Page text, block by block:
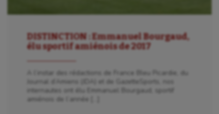
DISTINCTION : Emmanuel Bourgaud,
élu sportif amiénois de 2017
A l’instar des rédactions de France Bleu Picardie, du
Journal d’Amiens (JDA) et de GazetteSports, nos
internautes ont élu Emmanuel Bourgaud, sportif
amiénois de l’année […]